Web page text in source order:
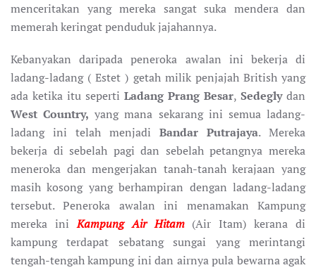
menceritakan yang mereka sangat suka mendera dan
memerah keringat penduduk jajahannya.
Kebanyakan daripada peneroka awalan ini bekerja di
ladang-ladang ( Estet ) getah milik penjajah British yang
ada ketika itu seperti Ladang Prang Besar, Sedegly dan
West Country, yang mana sekarang ini semua ladang-
ladang ini telah menjadi Bandar Putrajaya. Mereka
bekerja di sebelah pagi dan sebelah petangnya mereka
meneroka dan mengerjakan tanah-tanah kerajaan yang
masih kosong yang berhampiran dengan ladang-ladang
tersebut. Peneroka awalan ini menamakan Kampung
mereka iniKampung Air Hitam(Air Itam) kerana di
kampung terdapat sebatang sungai yang merintangi
tengah-tengah kampung ini dan airnya pula bewarna agak